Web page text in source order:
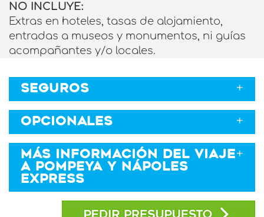
NO INCLUYE:
Extras en hoteles, tasas de alojamiento,
entradas a museos y monumentos, ni guías
acompañantes y/o locales.
SEGUROS
OPCIONALES
Semana Santa, puentes, eventos,
festivos y
estancias inferiores: consultar
suplemento.
MÁS INFORMACIÓN DEL VIAJE
A POMPEYA Y NÁPOLES
EXPRESS